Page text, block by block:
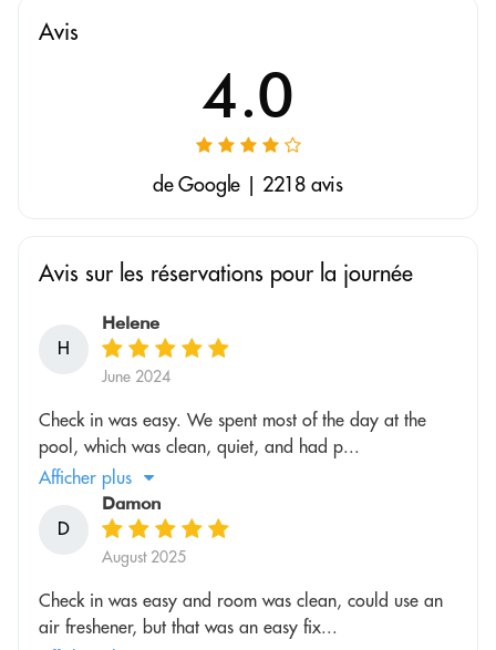
Avis
4.0
de Google | 2218 avis
Avis sur les réservations pour la journée
H
Helene
June 2024
Check in was easy. We spent most of the day at the
pool, which was clean, quiet, and had p...
Afficher plus
D
Damon
August 2025
Check in was easy and room was clean, could use an
air freshener, but that was an easy fix...